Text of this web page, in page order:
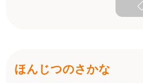
ほんじつのさかな